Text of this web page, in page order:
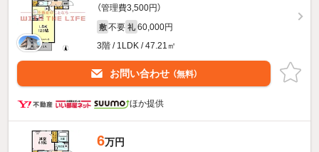
（管理費3,500円）
敷 不要 礼 60,000円
3階 / 1LDK / 47.21㎡
お問い合わせ （無料）
ほか提供
6万円